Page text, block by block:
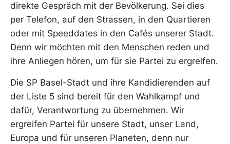
direkte Gespräch mit der Bevölkerung. Sei dies
per Telefon, auf den Strassen, in den Quartieren
oder mit Speeddates in den Cafés unserer Stadt.
Denn wir möchten mit den Menschen reden und
ihre Anliegen hören, um für sie Partei zu ergreifen.
Die SP Basel-Stadt und ihre Kandidierenden auf
der Liste 5 sind bereit für den Wahlkampf und
dafür, Verantwortung zu übernehmen. Wir
ergreifen Partei für unsere Stadt, unser Land,
Europa und für unseren Planeten, denn nur